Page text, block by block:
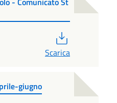
Scarica
giugno